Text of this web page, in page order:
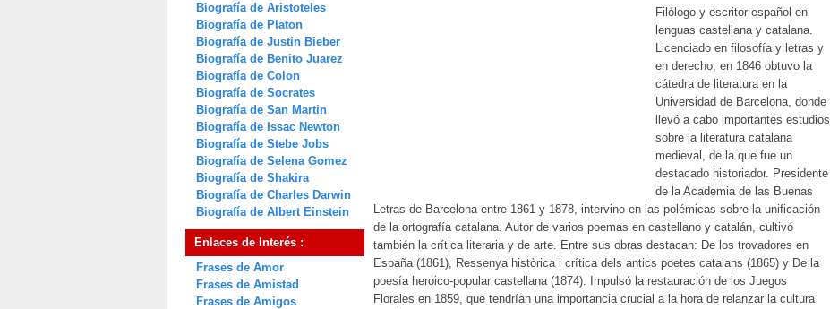
Biografía de Aristoteles
Biografía de Platon
Biografía de Justin Bieber
Biografía de Benito Juarez
Biografía de Colon
Biografía de Socrates
Biografía de San Martin
Biografía de Issac Newton
Biografía de Stebe Jobs
Biografía de Selena Gomez
Biografía de Shakira
Biografía de Charles Darwin
Biografía de Albert Einstein
Enlaces de Interés :
Frases de Amor
Frases de Amistad
Frases de Amigos
Filólogo y escritor español en
lenguas castellana y catalana.
Licenciado en filosofía y letras y
en derecho, en 1846 obtuvo la
cátedra de literatura en la
Universidad de Barcelona, donde
llevó a cabo importantes estudios
sobre la literatura catalana
medieval, de la que fue un
destacado historiador. Presidente
de la Academia de las Buenas
Letras de Barcelona entre 1861 y 1878, intervino en las polémicas sobre la unificación
de la ortografía catalana. Autor de varios poemas en castellano y catalán, cultivó
también la crítica literaria y de arte. Entre sus obras destacan: De los trovadores en
España (1861), Ressenya històrica i crítica dels antics poetes catalans (1865) y De la
poesía heroico-popular castellana (1874). Impulsó la restauración de los Juegos
Florales en 1859, que tendrían una importancia crucial a la hora de relanzar la cultura